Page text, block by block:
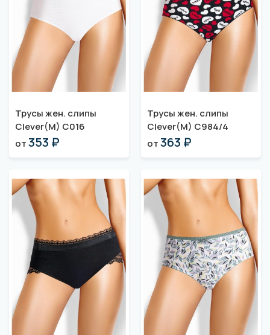
Трусы жен. слипы
Clever(M) C016
от353 ₽
Трусы жен. слипы
Clever(M) C984/4
от363 ₽